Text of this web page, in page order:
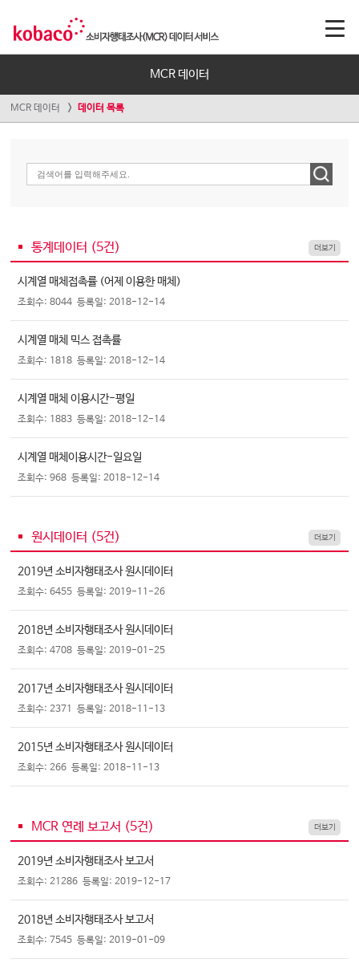
MCR 데이터
MCR 데이터 데이터 목록
통계데이터 (5건) 더보기
시계열 매체접촉률 (어제 이용한 매체)
조회수: 8044 등록일: 2018-12-14
시계열 매체 믹스 접촉률
조회수: 1818 등록일: 2018-12-14
시계열 매체 이용시간-평일
조회수: 1883 등록일: 2018-12-14
시계열 매체이용시간-일요일
조회수: 968 등록일: 2018-12-14
원시데이터 (5건) 더보기
2019년 소비자행태조사 원시데이터
조회수: 6455 등록일: 2019-11-26
2018년 소비자행태조사 원시데이터
조회수: 4708 등록일: 2019-01-25
2017년 소비자행태조사 원시데이터
조회수: 2371 등록일: 2018-11-13
2015년 소비자행태조사 원시데이터
조회수: 266 등록일: 2018-11-13
MCR 연례 보고서 (5건) 더보기
2019년 소비자행태조사 보고서
조회수: 21286 등록일: 2019-12-17
2018년 소비자행태조사 보고서
조회수: 7545 등록일: 2019-01-09